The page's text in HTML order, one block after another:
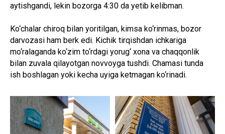
aytishgandi, lekin bozorga 4:30 da yetib kelibman.
Ko‘chalar chiroq bilan yoritilgan, kimsa ko‘rinmas, bozor
darvozasi ham berk edi. Kichik tirqishdan ichkariga
mo‘ralaganda ko‘zim to‘rdagi yorug‘ xona va chaqqonlik
bilan zuvala qilayotgan novvoyga tushdi. Chamasi tunda
ish boshlagan yoki kecha uyiga ketmagan ko‘rinadi.